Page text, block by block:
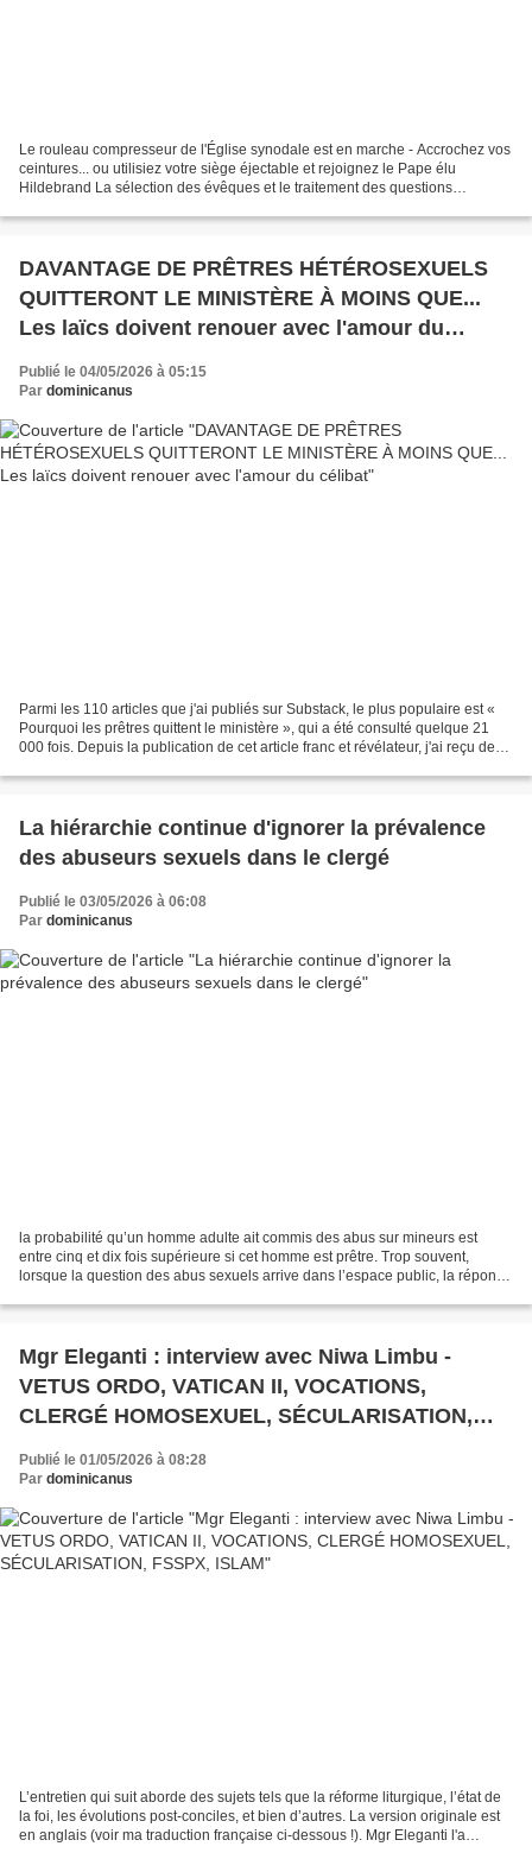
Le rouleau compresseur de l'Église synodale est en marche - Accrochez vos
ceintures... ou utilisiez votre siège éjectable et rejoignez le Pape élu
Hildebrand La sélection des évêques et le traitement des questions
DAVANTAGE DE PRÊTRES HÉTÉROSEXUELS
QUITTERONT LE MINISTÈRE À MOINS QUE...
Les laïcs doivent renouer avec l'amour du
célibat
Publié le 04/05/2026 à 05:15
Par dominicanus
Parmi les 110 articles que j'ai publiés sur Substack, le plus populaire est «
Pourquoi les prêtres quittent le ministère », qui a été consulté quelque 21
000 fois. Depuis la publication de cet article franc et révélateur, j'ai reçu de
La hiérarchie continue d'ignorer la prévalence
des abuseurs sexuels dans le clergé
Publié le 03/05/2026 à 06:08
Par dominicanus
la probabilité qu’un homme adulte ait commis des abus sur mineurs est
entre cinq et dix fois supérieure si cet homme est prêtre. Trop souvent,
lorsque la question des abus sexuels arrive dans l’espace public, la réponse
Mgr Eleganti : interview avec Niwa Limbu -
VETUS ORDO, VATICAN II, VOCATIONS,
CLERGÉ HOMOSEXUEL, SÉCULARISATION,
FSSPX, ISLAM
Publié le 01/05/2026 à 08:28
Par dominicanus
L’entretien qui suit aborde des sujets tels que la réforme liturgique, l’état de
la foi, les évolutions post-conciles, et bien d’autres. La version originale est
en anglais (voir ma traduction française ci-dessous !). Mgr Eleganti l'a